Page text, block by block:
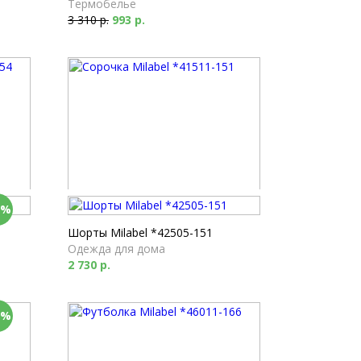
Термобелье
3 310 р. 993 р.
Сорочка Milabel *41511-151
Одежда для дома
3 370 р.
Шорты Milabel *42505-151
Одежда для дома
2 730 р.